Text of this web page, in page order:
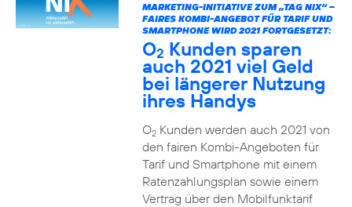
MARKETING-INITIATIVE ZUM „TAG NIX“ –
FAIRES KOMBI-ANGEBOT FÜR TARIF UND
SMARTPHONE WIRD 2021 FORTGESETZT:
O2 Kunden sparen
auch 2021 viel Geld
bei längerer Nutzung
ihres Handys
O2Kunden werden auch 2021 von
den fairen Kombi-Angeboten für
Tarif und Smartphone mit einem
Ratenzahlungsplan sowie einem
Vertrag über den Mobilfunktarif